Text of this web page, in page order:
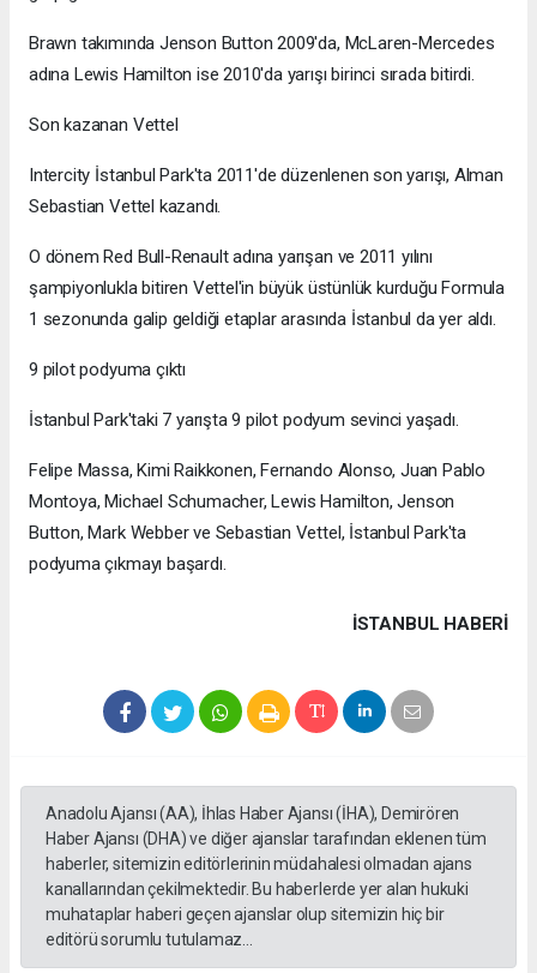
Brawn takımında Jenson Button 2009'da, McLaren-Mercedes
adına Lewis Hamilton ise 2010'da yarışı birinci sırada bitirdi.
Son kazanan Vettel
Intercity İstanbul Park'ta 2011'de düzenlenen son yarışı, Alman
Sebastian Vettel kazandı.
O dönem Red Bull-Renault adına yarışan ve 2011 yılını
şampiyonlukla bitiren Vettel'in büyük üstünlük kurduğu Formula
1 sezonunda galip geldiği etaplar arasında İstanbul da yer aldı.
9 pilot podyuma çıktı
İstanbul Park'taki 7 yarışta 9 pilot podyum sevinci yaşadı.
Felipe Massa, Kimi Raikkonen, Fernando Alonso, Juan Pablo
Montoya, Michael Schumacher, Lewis Hamilton, Jenson
Button, Mark Webber ve Sebastian Vettel, İstanbul Park'ta
podyuma çıkmayı başardı.
İSTANBUL HABERİ
Anadolu Ajansı (AA), İhlas Haber Ajansı (İHA), Demirören
Haber Ajansı (DHA) ve diğer ajanslar tarafından eklenen tüm
haberler, sitemizin editörlerinin müdahalesi olmadan ajans
kanallarından çekilmektedir. Bu haberlerde yer alan hukuki
muhataplar haberi geçen ajanslar olup sitemizin hiç bir
editörü sorumlu tutulamaz...